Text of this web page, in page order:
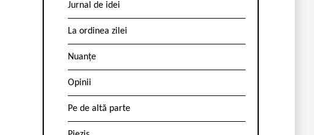
Jurnal de idei
La ordinea zilei
Nuanțe
Opinii
Pe de altă parte